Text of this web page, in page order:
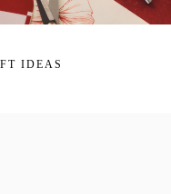
IDEAS